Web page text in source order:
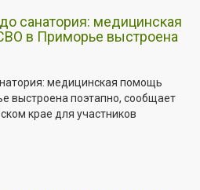
санатория: медицинская
в Приморье выстроена
медицинская помощь
выстроена поэтапно, сообщает
крае для участников